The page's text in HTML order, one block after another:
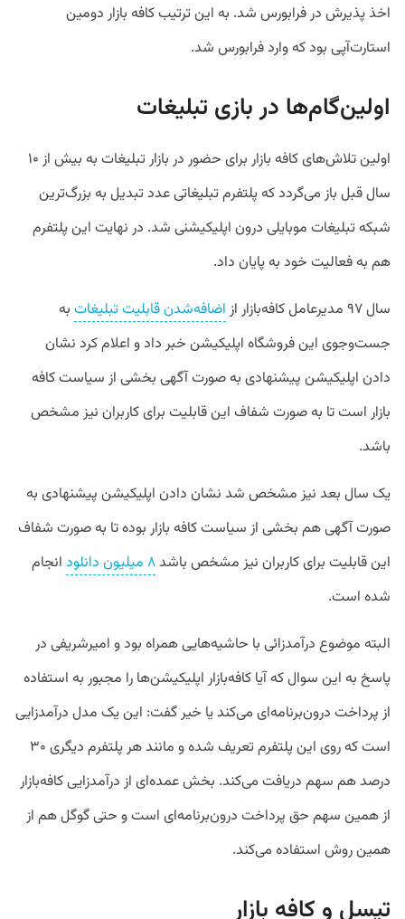
اخذ پذیرش در فرابورس شد. به این ترتیب کافه بازار دومین
استارت‌آپی بود که وارد فرابورس شد.
اولین‌گام‌ها در بازی تبلیغات
اولین تلاش‌های کافه بازار برای حضور در بازار تبلیغات به بیش از ۱۰
سال قبل باز می‌گردد که پلتفرم تبلیغاتی عدد تبدیل به بزرگ‌ترین
شبکه تبلیغات موبایلی درون اپلیکیشنی شد. در نهایت این پلتفرم
هم به فعالیت خود به پایان داد.
سال ۹۷ مدیرعامل کافه‌بازار از اضافه‌شدن قابلیت تبلیغات به
جست‌وجوی این فروشگاه اپلیکیشن خبر داد و اعلام کرد نشان
دادن اپلیکیشن پیشنهادی به صورت آگهی بخشی از سیاست کافه
بازار است تا به صورت شفاف این قابلیت برای کاربران نیز مشخص
باشد.
یک سال بعد نیز مشخص شد نشان دادن اپلیکیشن پیشنهادی به
صورت آگهی هم بخشی از سیاست کافه بازار بوده تا به صورت شفاف
این قابلیت برای کاربران نیز مشخص باشد۸ میلیون دانلود
انجام
شده است.
البته موضوع درآمدزائی با حاشیه‌هایی همراه بود و امیرشریفی در
پاسخ به این سوال که آیا کافه‌بازار اپلیکیشن‌ها را مجبور به استفاده
از پرداخت درون‌برنامه‌ای می‌کند یا خیر گفت: این‌ یک مدل درآمدزایی
است که روی این پلتفرم تعریف شده و مانند هر پلتفرم دیگری ۳۰
درصد هم سهم دریافت می‌کند. بخش عمده‌ای از درآمدزایی کافه‌بازار
از همین سهم حق پرداخت درون‌برنامه‌ای است و حتی گوگل هم از
همین روش استفاده می‌کند.
تپسل و کافه بازار